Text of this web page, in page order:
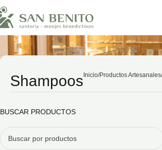
Shampoos Inicio Productos Artesanales
BUSCAR PRODUCTOS